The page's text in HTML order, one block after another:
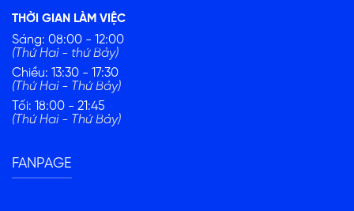
THỜI GIAN LÀM VIỆC
Sáng: 08:00 - 12:00
(Thứ Hai - thứ Bảy)
Chiều: 13:30 - 17:30
(Thứ Hai - Thứ Bảy)
Tối: 18:00 - 21:45
(Thứ Hai - Thứ Bảy)
FANPAGE